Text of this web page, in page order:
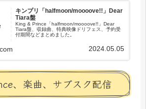
キンプリ「halfmoon/mooooveǃǃ」Dear
Tiara盤
King & Prince「halfmoon/mooooveǃǃ」Dear
Tiara盤、収録曲、特典映像ドリフェス、予約受
付期間などまとめました。
2024.05.05
、楽曲、サブスク配信